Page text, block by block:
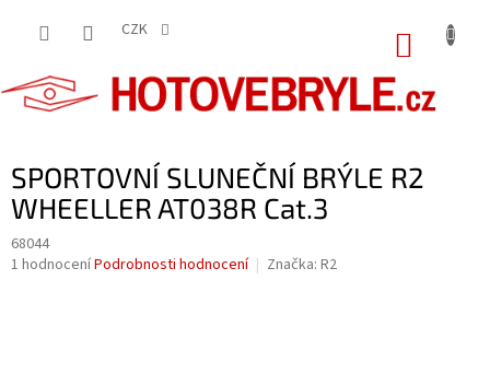
CZK
SPORTOVNÍ SLUNEČNÍ BRÝLE R2
WHEELLER AT038R Cat.3
68044
Průměrné
1 hodnoceníPodrobnosti hodnocení Značka: R2